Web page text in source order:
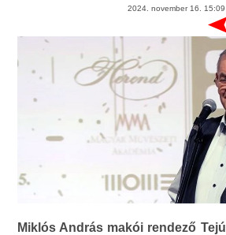
2024. november 16. 15:09
Miklós András makói rendező